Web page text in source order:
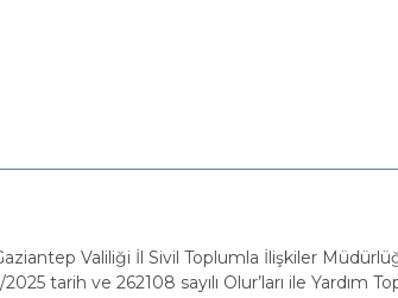
Valiliği İl Sivil Toplumla İlişkiler
2025 tarih ve 262108 sayılı Olur’ları ile Yardım